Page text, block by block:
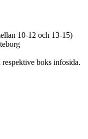
10-12 och 13-15)
boks infosida.